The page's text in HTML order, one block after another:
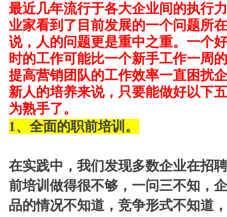
最近几年流行于各大企业间的执行
业家看到了目前发展的一个问题所
说，人的问题更是重中之重。一个
时的工作可能比一个新手工作一周
提高营销团队的工作效率一直困扰
新人的培养来说，只要能做好以下
为熟手了。
1、全面的职前培训。
在实践中，我们发现多数企业在招
前培训做得很不够，一问三不知，
品的情况不知道，竞争形式不知道